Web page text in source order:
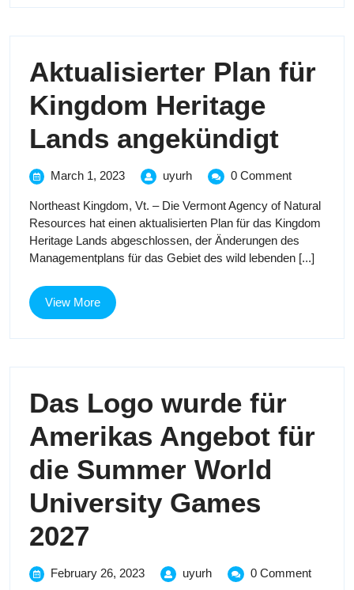
Aktualisierter Plan für
Kingdom Heritage
Lands angekündigt
Plan
für
March 1, 2023March
2023
uyurhAktualisierter
für
Kingdom
Heritage
Lands
0 Comment
Northeast Kingdom, Vt. – Die Vermont Agency of Natural
Resources hat einen aktualisierten Plan für das Kingdom
Heritage Lands abgeschlossen, der Änderungen des
Managementplans für das Gebiet des wild lebenden [...]
View MoreView
More
Das Logo wurde für
Amerikas Angebot für
die Summer World
University Games
2027
Logo
February 26, 2023FebruaryuyurhDas
0 Comment